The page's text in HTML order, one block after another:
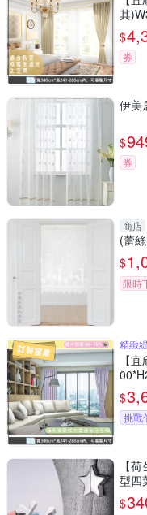
其
$
券
伊美
$
券
商店
(蕾
$
限時
精緻
【
$
挑戰
【
型四
$